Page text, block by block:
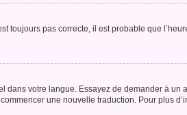
toujours pas correcte, il est probable que
votre langue. Essayez de demander à
une nouvelle traduction. Pour plus